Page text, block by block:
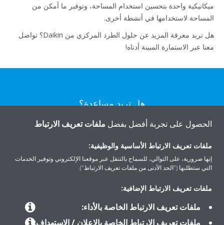
ميكانيكية واحدة بتحسين استخدام المساحة، وتوفير ما أمكن من
المساحة لاستخدامها في أنشطة أخرى.
هل تريد معرفة المزيد عن حلول الطرد المركزي من Daikin؟ تواصل
معنا عبر الاستمارة المبينة أدناه!
هل تريد مساعدة؟
المنتجات
الحصول على تجربة أفضل بفضل ملفات تعريف الارتباط
ملفات تعريف الارتباط الأساسية والوظيفية:
إنها ضرورية، على التوالي، للسماح بالتنقل عبر موقعنا الإلكتروني وتوفير الخدمات
التي ستطلبها ("الحد الأدنى من ملفات تعريف الارتباط").
ملفات تعريف الارتباط الإضافية:
ملفات تعريف الارتباط الخاصة بالأداء:
ملفات تعريف الارتباط الخاصة بالإعلان / الاستهداف: